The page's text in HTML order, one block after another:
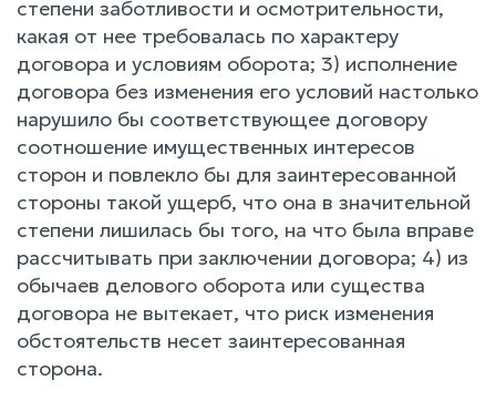
степени заботливости и осмотрительности,
какая от нее требовалась по характеру
договора и условиям оборота; 3) исполнение
договора без изменения его условий настолько
нарушило бы соответствующее договору
соотношение имущественных интересов
сторон и повлекло бы для заинтересованной
стороны такой ущерб, что она в значительной
степени лишилась бы того, на что была вправе
рассчитывать при заключении договора; 4) из
обычаев делового оборота или существа
договора не вытекает, что риск изменения
обстоятельств несет заинтересованная
сторона.